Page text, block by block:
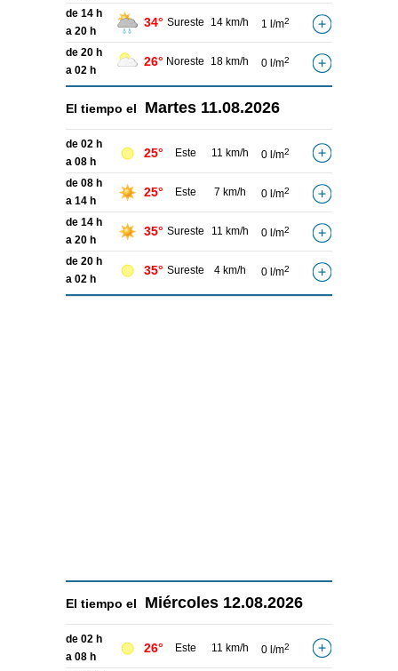
de 14 h
a 20 h
34° Sureste 14 km/h 1 l/m2
de 20 h
a 02 h
26° Noreste 18 km/h 0 l/m2
El tiempo el Martes 11.08.2026
de 02 h
a 08 h
25° Este 11 km/h 0 l/m2
de 08 h
a 14 h
25° Este 7 km/h 0 l/m2
de 14 h
a 20 h
35° Sureste 11 km/h 0 l/m2
de 20 h
a 02 h
35° Sureste 4 km/h 0 l/m2
El tiempo el Miércoles 12.08.2026
de 02 h
a 08 h
26° Este 11 km/h 0 l/m2